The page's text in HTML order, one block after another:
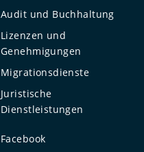
Audit und Buchhaltung
Lizenzen und
Genehmigungen
Migrationsdienste
Juristische
Dienstleistungen
Facebook